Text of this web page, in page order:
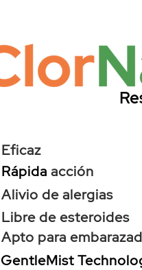
Eficaz
Rápida acción
Alivio de alergias
Libre de esteroides
Apto para
GentleMist